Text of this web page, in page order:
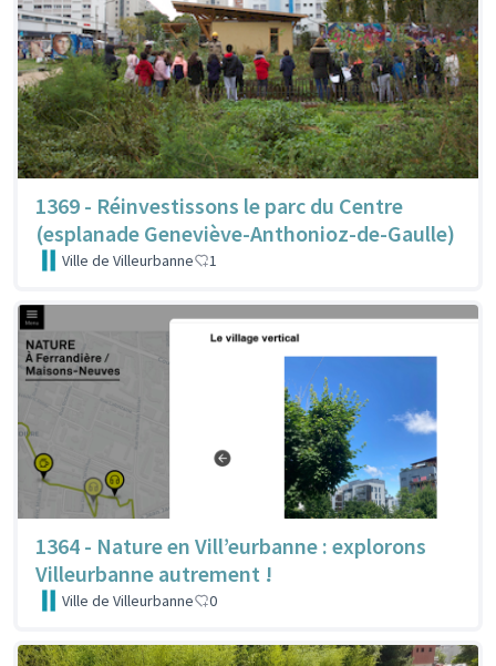
1369 - Réinvestissons le parc du Centre
(esplanade Geneviève-Anthonioz-de-Gaulle)
Ville de Villeurbanne 1
1364 - Nature en Vill’eurbanne : explorons
Villeurbanne autrement !
Ville de Villeurbanne 0